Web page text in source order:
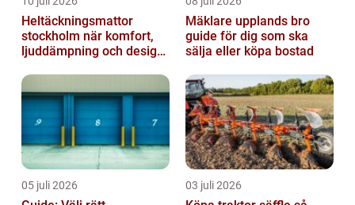
Heltäckningsmattor
stockholm när komfort,
ljuddämpning och design
Mäklare upplands bro
guide för dig som ska
sälja eller köpa bostad
05 juli 2026 03 juli 2026